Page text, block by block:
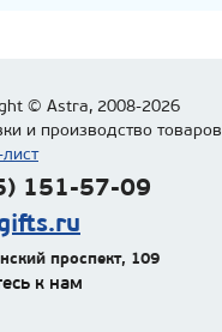
© Astra, 2008-2026
и производство товаров
151-57-09
проспект, 109
к нам